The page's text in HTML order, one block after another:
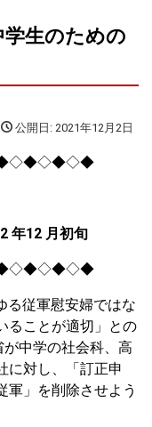
学生のための
公開日: 2021年12月2日
年12 月初旬
る従軍慰安婦ではな
ることが適切」との
中学の社会科、高
に対し、「訂正申
軍」を削除させよう